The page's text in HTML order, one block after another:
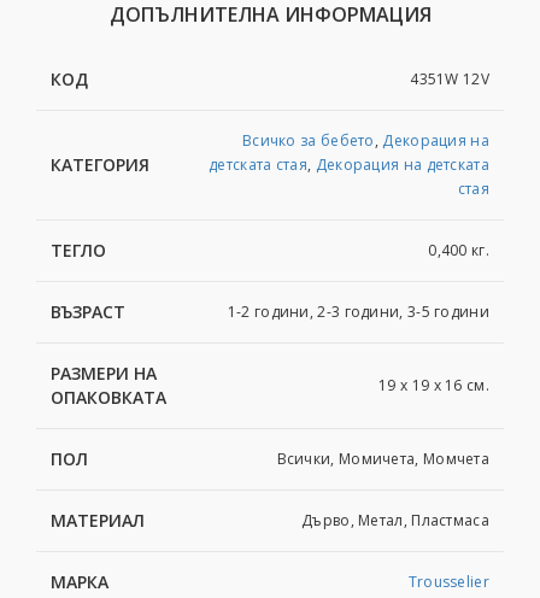
ДОПЪЛНИТЕЛНА ИНФОРМАЦИЯ
КОД 4351W 12V
КАТЕГОРИЯ
Всичко за бебето, Декорация на
детската стая, Декорация на детската
стая
ТЕГЛО 0,400 кг.
ВЪЗРАСТ 1-2 години, 2-3 години, 3-5 години
РАЗМЕРИ НА
ОПАКОВКАТА
19 x 19 x 16 см.
ПОЛ Всички, Момичета, Момчета
МАТЕРИАЛ Дърво, Метал, Пластмаса
МАРКА Trousselier